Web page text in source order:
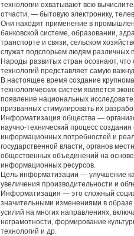
технологии охватывают всю
отчасти, — бытовую электронику,
Они находят применение в
банковской системе, образовании,
транспорте и связи, сельском
служат подспорьем людям различных
Народы развитых стран осознают,
технологий представляет самую
В настоящее время создание
технологических систем является
появление национальных
призванных стимулировать их
Информатизация общества —
научно-технический процесс
информационных потребностей и
государственной власти, органов
общественных объединений на
информационных ресурсов.
Цель информатизации — улучшение
увеличения производительности и
Информатизация — это сложный
значительными изменениями в
усилий на многих направлениях,
неграмотности, формирование
технологий и др.